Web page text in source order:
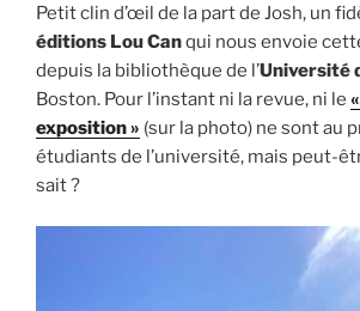
Petit clin d’œil de la part de Josh, un
éditions Lou Canqui nous envoie
depuis la bibliothèque de l’Université
Boston. Pour l’instant ni la revue, ni le
exposition » (sur la photo) ne sont au
étudiants de l’université, mais peut-
sait ?